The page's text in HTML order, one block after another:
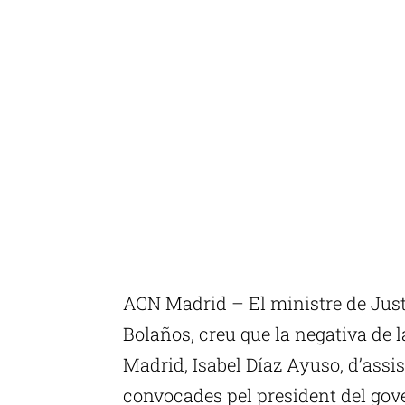
ACN Madrid – El ministre de
Bolaños, creu que la negativa
Madrid, Isabel Díaz Ayuso,
convocades pel president del